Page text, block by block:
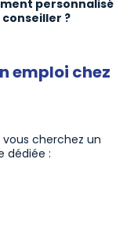
personnalisé
?
emploi chez
cherchez un
dédiée :